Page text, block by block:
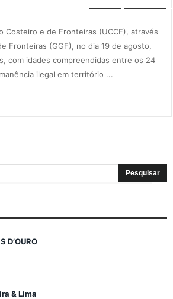
Costeiro e de Fronteiras (UCCF), através
Fronteiras (GGF), no dia 19 de agosto,
com idades compreendidas entre os 24
ilegal em território ...
D’OURO
& Lima